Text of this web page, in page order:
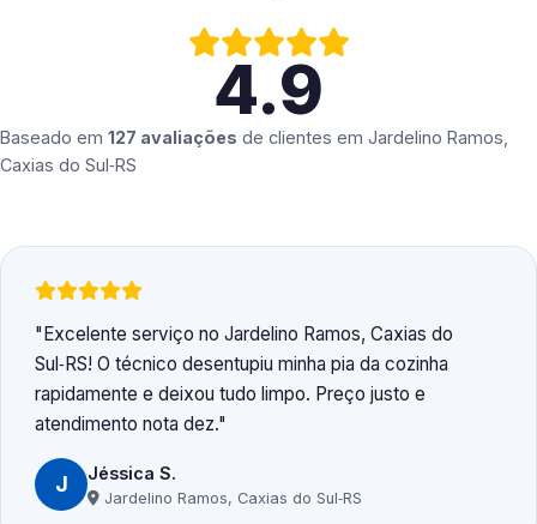
4.9
Baseado em 127 avaliações de clientes em Jardelino Ramos,
Caxias do Sul‑RS
Excelente serviço no Jardelino Ramos, Caxias do
Sul‑RS! O técnico desentupiu minha pia da cozinha
rapidamente e deixou tudo limpo. Preço justo e
atendimento nota dez.
J Jéssica S.
Jardelino Ramos, Caxias do Sul‑RS